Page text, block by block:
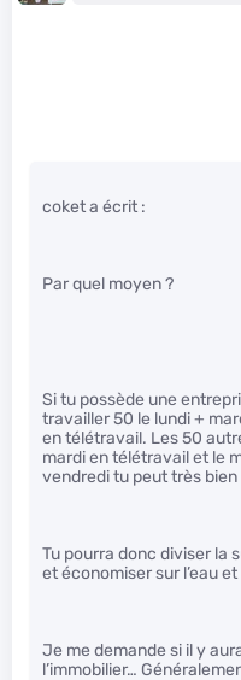
coket a écrit :
Par quel moyen ?
Si tu possède une
travailler 50 le lundi +
en télétravail. Les 50
mardi en télétravail et le
vendredi tu peut très
Tu pourra donc diviser la
et économiser sur l’eau
Je me demande si il y
l’immobilier…